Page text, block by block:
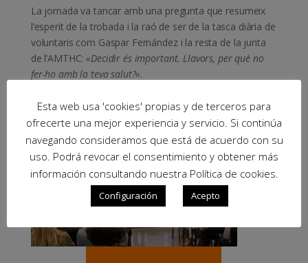
La jornada va tancar amb una pregunta que resumeix
l’esperit de la trobada i la raó de ser de la tasca diària de
voluntaris com Gaspar Fernández i la resta de la junta
de l’AMTHC: «Decidir és important. Llavors, per què no
fer-ho amb la teva salut?».
Esta web usa 'cookies' propias y de terceros para
ofrecerte una mejor experiencia y servicio. Si continúa
navegando consideramos que está de acuerdo con su
uso. Podrá revocar el consentimiento y obtener más
información consultando nuestra Política de cookies.
Configuración Acepto